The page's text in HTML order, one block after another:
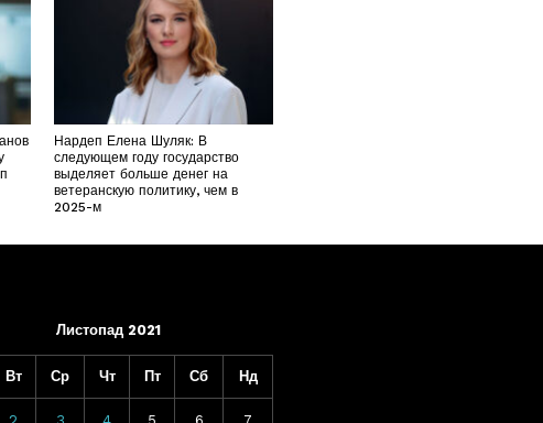
Нардеп Елена Шуляк: В
следующем году государство
выделяет больше денег на
ветеранскую политику, чем в
2025-м
Листопад 2021
Вт Ср Чт Пт Сб Нд